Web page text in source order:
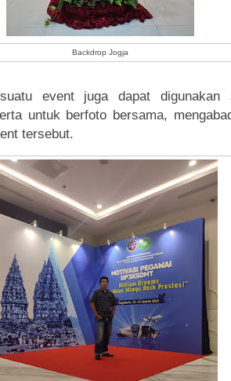
Backdrop Jogja
event juga dapat digunakan
untuk berfoto bersama,
tersebut.